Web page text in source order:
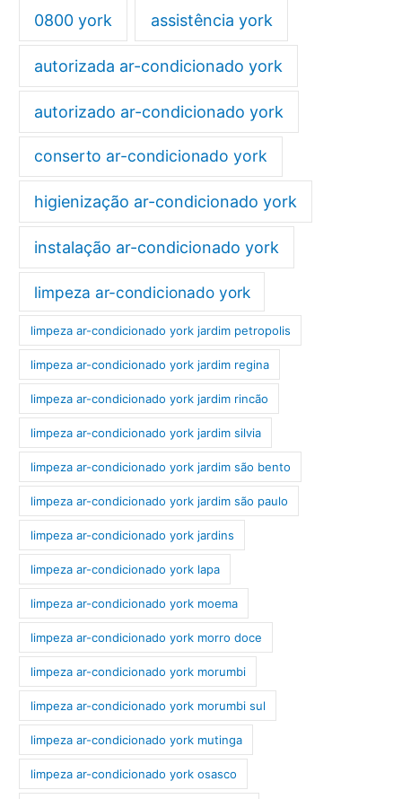
0800 york assistência york
autorizada ar-condicionado york
autorizado ar-condicionado york
conserto ar-condicionado york
higienização ar-condicionado york
instalação ar-condicionado york
limpeza ar-condicionado york
limpeza ar-condicionado york jardim petropolis
limpeza ar-condicionado york jardim regina
limpeza ar-condicionado york jardim rincão
limpeza ar-condicionado york jardim silvia
limpeza ar-condicionado york jardim são bento
limpeza ar-condicionado york jardim são paulo
limpeza ar-condicionado york jardins
limpeza ar-condicionado york lapa
limpeza ar-condicionado york moema
limpeza ar-condicionado york morro doce
limpeza ar-condicionado york morumbi
limpeza ar-condicionado york morumbi sul
limpeza ar-condicionado york mutinga
limpeza ar-condicionado york osasco